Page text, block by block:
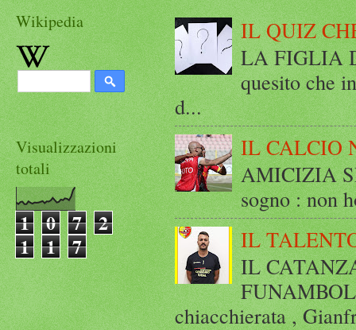
IL QUIZ
LA FIGLIA
quesito che
d...
IL CALCIO
AMICIZIA
sogno : non
IL
IL
chiacchierata ,
Wikipedia
Visualizzazioni
totali
1 0 7 2
1 1 7